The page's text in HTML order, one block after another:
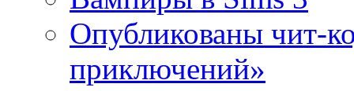
Опубликованы чит-
приключений»